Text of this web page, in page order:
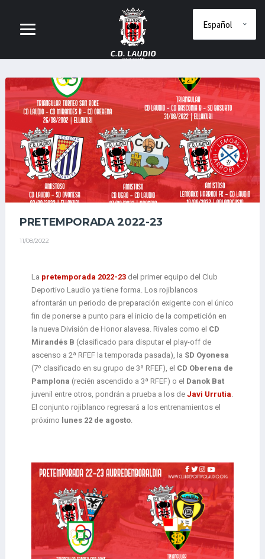
PRETEMPORADA 2022-23
11/08/2022
La pretemporada 2022-23 del primer equipo del Club
Deportivo Laudio ya tiene forma. Los rojiblancos
afrontarán un periodo de preparación exigente con el único
fin de ponerse a punto para el inicio de la competición en
la nueva División de Honor alavesa. Rivales como el CD
Mirandés B (clasificado para disputar el play-off de
ascenso a 2ª RFEF la temporada pasada), la SD Oyonesa
(7º clasificado en su grupo de 3ª RFEF), el CD Oberena de
Pamplona (recién ascendido a 3ª RFEF) o el Danok Bat
juvenil entre otros, pondrán a prueba a los de Javi Urrutia.
El conjunto rojiblanco regresará a los entrenamientos el
próximo lunes 22 de agosto.